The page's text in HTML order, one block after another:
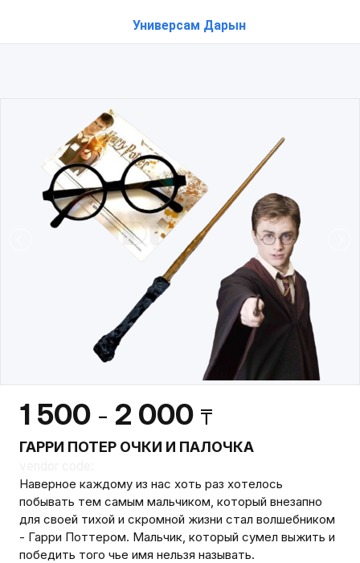
Универсам Дарын
1 500- 2 000 ₸
ГАРРИ ПОТЕР ОЧКИ И ПАЛОЧКА
Наверное каждому из нас хоть раз хотелось
побывать тем самым мальчиком, который внезапно
для своей тихой и скромной жизни стал волшебником
- Гарри Поттером. Мальчик, который сумел выжить и
победить того чье имя нельзя называть.